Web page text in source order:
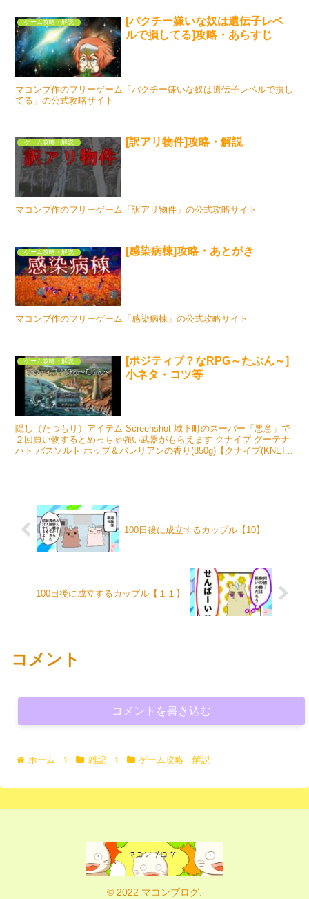
ゲーム攻略・解説
[パクチー嫌いな奴は遺伝子レベ
ルで損してる]攻略・あらすじ
マコンブ作のフリーゲーム「パクチー嫌いな奴は遺伝子レベルで損し
てる」の公式攻略サイト
ゲーム攻略・解説 [訳アリ物件]攻略・解説
マコンブ作のフリーゲーム「訳アリ物件」の公式攻略サイト
ゲーム攻略・解説 [感染病棟]攻略・あとがき
マコンブ作のフリーゲーム「感染病棟」の公式攻略サイト
ゲーム攻略・解説
[ポジティブ？なRPG～たぶん～]
小ネタ・コツ等
隠し（たつもり）アイテム Screenshot 城下町のスーパー「悪意」で
２回買い物するとめっちゃ強い武器がもらえます クナイプ グーテナ
ハト バスソルト ホップ＆バレリアンの香り(850g)【クナイプ(KNEI...
100日後に成立するカップル【10】
100日後に成立するカップル【１１】
コメント
コメントを書き込む
ホーム 雑記 ゲーム攻略・解説
© 2022 マコンブログ.